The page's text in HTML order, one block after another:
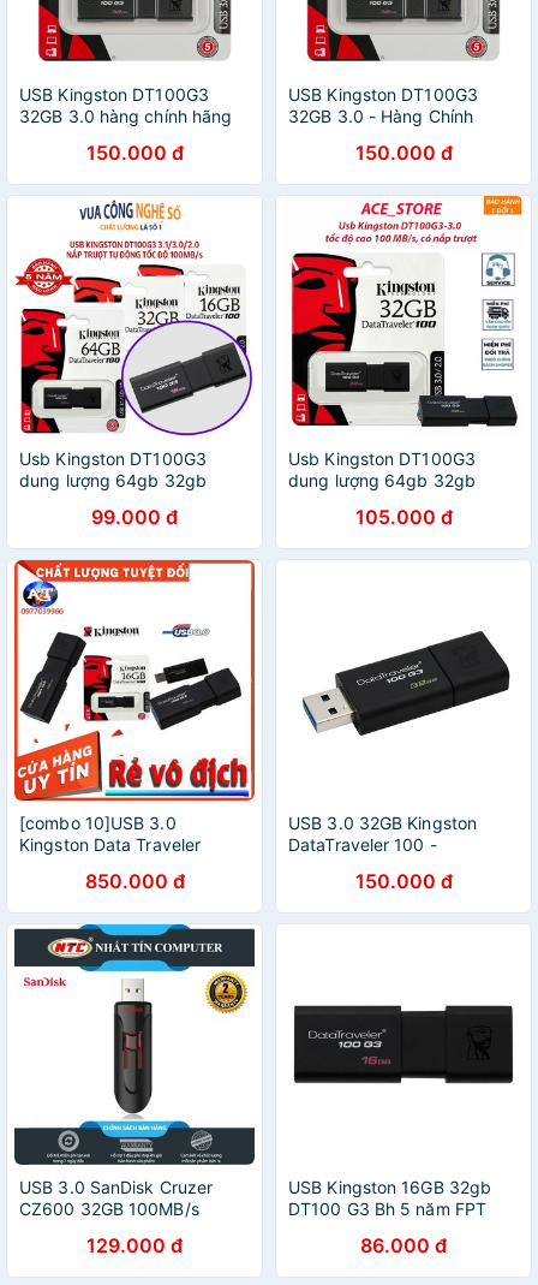
USB Kingston DT100G3
32GB 3.0 hàng chính hãng
150.000 đ
USB Kingston DT100G3
32GB 3.0 - Hàng Chính
150.000 đ
Usb Kingston DT100G3
dung lượng 64gb 32gb
cao 100 MB/s, có nắp trượt
99.000 đ
Usb Kingston DT100G3
dung lượng 64gb 32gb
cao 100 MB/s, có nắp trượt
105.000 đ
[combo 10]USB 3.0
Kingston Data Traveler
850.000 đ
USB 3.0 32GB Kingston
DataTraveler 100 -
Năm- Hàng Chính Hãng
150.000 đ
USB 3.0 SanDisk Cruzer
CZ600 32GB 100MB/s
129.000 đ
USB Kingston 16GB 32gb
DT100 G3 Bh 5 năm FPT
86.000 đ